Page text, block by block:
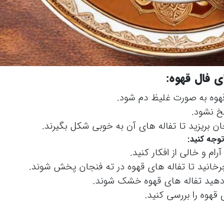
فال قهوه:
به صورت غلیظ دم شود.
نشود.
بریزید تا تفاله های آن به خوبی شکل بگیرند.
کنید:
و خالی از افکار کنید.
تا تفاله های قهوه در ته فنجان پخش شوند.
دهید تفاله های قهوه خشک شوند.
را بررسی کنید.